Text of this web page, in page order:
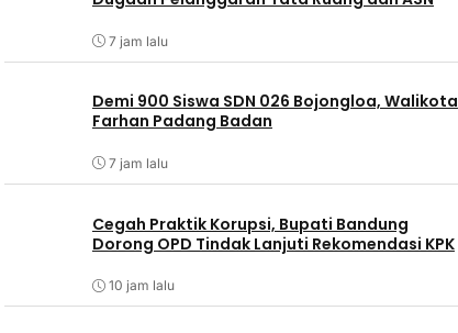
7 jam lalu
Demi 900 Siswa SDN 026 Bojongloa, Walikota
Farhan Padang Badan
7 jam lalu
Cegah Praktik Korupsi, Bupati Bandung
Dorong OPD Tindak Lanjuti Rekomendasi KPK
10 jam lalu